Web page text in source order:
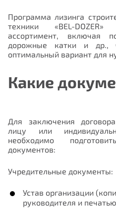
Программа лизинга
техники «BEL-DOZER»
ассортимент, включая
дорожные катки и др.,
оптимальный вариант для
Какие
Для заключения
лицу или
необходимо
документов:
Учредительные документы:
Устав организации
руководителя и